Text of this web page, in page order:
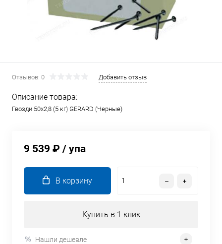
Отзывов: 0 Добавить отзыв
Описание товара:
Гвозди 50х2,8 (5 кг) GERARD (Черные)
9 539 ₽ / упа
В корзину
Купить в 1 клик
Нашли дешевле